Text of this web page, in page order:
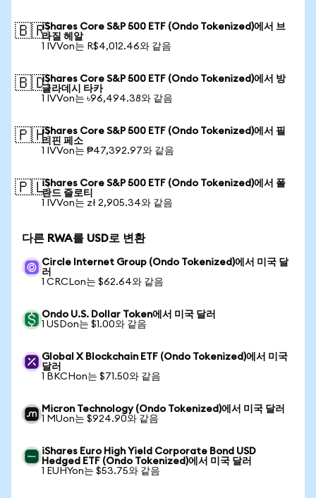
🇧🇷iShares Core S&P 500 ETF (Ondo Tokenized)에서 브
라질 헤알
1 IVVon는 R$4,012.46와 같음
🇧🇩iShares Core S&P 500 ETF (Ondo Tokenized)에서 방
글라데시 타카
1 IVVon는 ৳96,494.38와 같음
🇵🇭iShares Core S&P 500 ETF (Ondo Tokenized)에서 필
리핀 페소
1 IVVon는 ₱47,392.97와 같음
🇵🇱iShares Core S&P 500 ETF (Ondo Tokenized)에서 폴
란드 즐로티
1 IVVon는 zł 2,905.34와 같음
다른 RWA를 USD로 변환
Circle Internet Group (Ondo Tokenized)에서 미국 달
러
1 CRCLon는 $62.64와 같음
Ondo U.S. Dollar Token에서 미국 달러
1 USDon는 $1.00와 같음
Global X Blockchain ETF (Ondo Tokenized)에서 미국
달러
1 BKCHon는 $71.50와 같음
Micron Technology (Ondo Tokenized)에서 미국 달러
1 MUon는 $924.90와 같음
iShares Euro High Yield Corporate Bond USD
Hedged ETF (Ondo Tokenized)에서 미국 달러
1 EUHYon는 $53.75와 같음